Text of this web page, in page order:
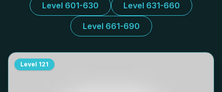
Level 601-630 Level 631-660
Level 661-690
Level 121